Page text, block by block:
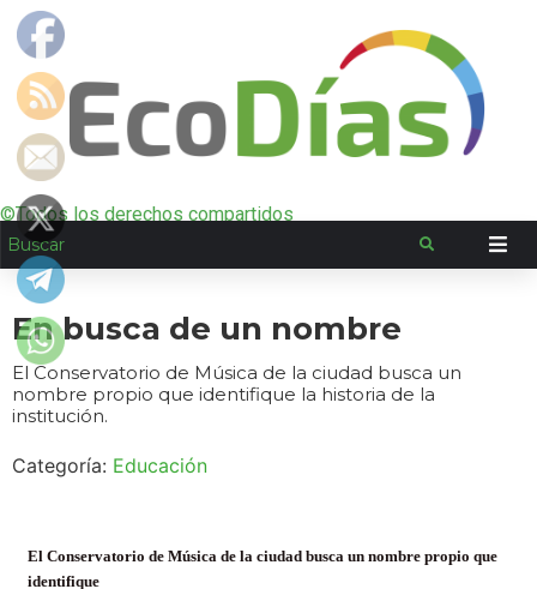
©Todos los derechos compartidos
En busca de un nombre
El Conservatorio de Música de la ciudad busca un
nombre propio que identifique la historia de la
institución.
Categoría: Educación
El Conservatorio de Música de la ciudad busca un nombre propio que
identifique